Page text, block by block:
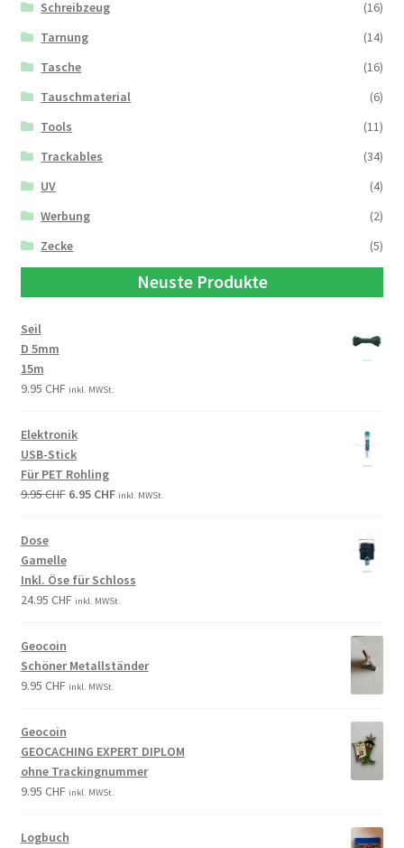
Schreibzeug
(16)
Tarnung
(14)
Tasche
(16)
Tauschmaterial
(6)
Tools
(11)
Trackables
(34)
UV
(4)
Werbung
(2)
Zecke
(5)
Neuste Produkte
Seil
D 5mm
15m
9.95 CHF inkl. MWSt.
Elektronik
USB-Stick
Für PET Rohling
9.95CHF 6.95 CHF inkl. MWSt.
Dose
Gamelle
Inkl. Öse für Schloss
24.95 CHF inkl. MWSt.
Geocoin
Schöner Metallständer
9.95 CHF inkl. MWSt.
Geocoin
GEOCACHING EXPERT DIPLOM
ohne Trackingnummer
9.95 CHF inkl. MWSt.
Logbuch